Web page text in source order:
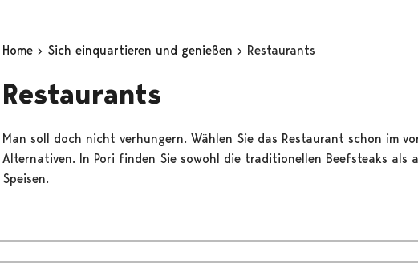
Home Sich einquartieren und genießen Restaurants
Restaurants
Man soll doch nicht verhungern. Wählen Sie das Restaurant schon im
Alternativen. In Pori finden Sie sowohl die traditionellen Beefsteaks als
Speisen.